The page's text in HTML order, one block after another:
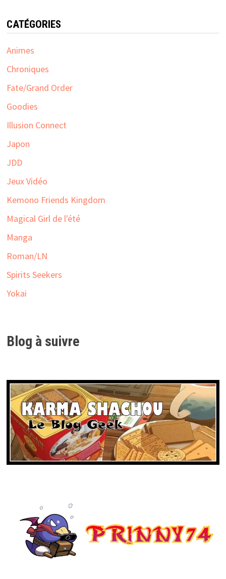
CATÉGORIES
Animes
Chroniques
Fate/Grand Order
Goodies
Illusion Connect
Japon
JDD
Jeux Vidéo
Kemono Friends Kingdom
Magical Girl de l'été
Manga
Roman/LN
Spirits Seekers
Yokai
Blog à suivre